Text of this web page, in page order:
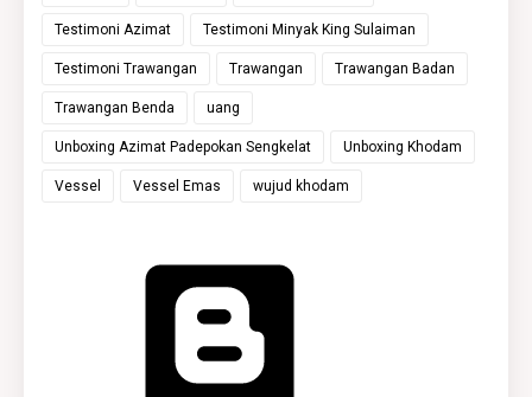
Testimoni Azimat Testimoni Minyak King Sulaiman
Testimoni Trawangan Trawangan Trawangan Badan
Trawangan Benda uang
Unboxing Azimat Padepokan Sengkelat Unboxing Khodam
Vessel Vessel Emas wujud khodam